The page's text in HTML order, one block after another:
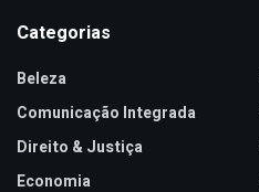
Categorias
Beleza
Comunicação Integrada
Direito & Justiça
Economia